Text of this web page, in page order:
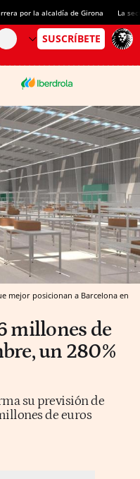
por la alcaldía de Girona La
mejor posicionan a Barcelona en
millones de
un 280%
su previsión de
de euros